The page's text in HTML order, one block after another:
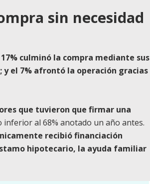
sin necesidad
culminó la compra mediante sus
y el 7% afrontó la operación gracias
que tuvieron que firmar una
al 68% anotado un año antes.
recibió financiación
hipotecario, la ayuda familiar